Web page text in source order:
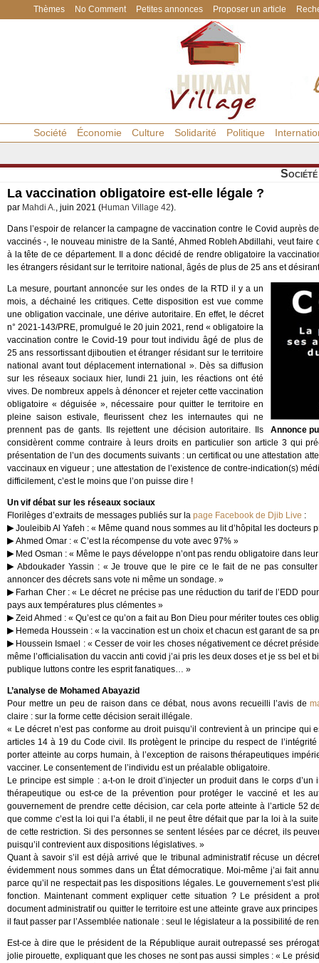
Thèmes No Comment Petites annonces Proposer un article
Société Économie Culture Solidarité Politique
Société
La vaccination obligatoire est-elle légale ?
par Mahdi A., juin 2021 (Human Village 42).
Dans l’espoir de relancer la campagne de vaccination contre le Covid auprès
vaccinés -, le nouveau ministre de la Santé, Ahmed Robleh Abdillahi, veut
à la tête de ce département. Il a donc décidé de rendre obligatoire la
les étrangers résidant sur le territoire national, âgés de plus de 25 ans et
Annonce
La mesure, pourtant annoncée sur les ondes de la RTD il y a un
mois, a déchainé les critiques. Cette disposition est vue comme
une obligation vaccinale, une dérive autoritaire. En effet, le décret
n° 2021-143/PRE, promulgué le 20 juin 2021, rend « obligatoire la
vaccination contre le Covid-19 pour tout individu âgé de plus de
25 ans ressortissant djiboutien et étranger résidant sur le territoire
national avant tout déplacement international ». Dès sa diffusion
sur les réseaux sociaux hier, lundi 21 juin, les réactions ont été
vives. De nombreux appels à dénoncer et rejeter cette vaccination
obligatoire « déguisée », nécessaire pour quitter le territoire en
pleine saison estivale, fleurissent chez les internautes qui ne
prennent pas de gants. Ils rejettent une décision autoritaire. Ils
considèrent comme contraire à leurs droits en particulier son article 3 qui
présentation de l’un des documents suivants : un certificat ou une attestation
vaccinaux en vigueur ; une attestation de l’existence de contre-indication(s)
difficilement, c’est le moins que l’on puisse dire !
Un vif débat sur les réseaux sociaux
Florilèges d’extraits de messages publiés sur la page Facebook de Djib Live :
Jouleibib Al Yafeh : « Même quand nous sommes au lit d’hôpital les docteurs
Ahmed Omar : « C’est la récompense du vote avec 97% »
Med Osman : « Même le pays développe n’ont pas rendu obligatoire dans leur
Abdoukader Yassin : « Je trouve que le pire ce le fait de ne pas
annoncer des décrets sans vote ni même un sondage. »
Farhan Cher : « Le décret ne précise pas une réduction du tarif de l’EDD
pays aux températures plus clémentes »
Zeid Ahmed : « Qu’est ce qu’on a fait au Bon Dieu pour mériter toutes ces
Hemeda Houssein : « la vaccination est un choix et chacun est garant de sa
Houssein Ismael : « Cesser de voir les choses négativement ce décret
même l’officialisation du vaccin anti covid j’ai pris les deux doses et je ss bel
publique luttons contre les esprit fanatiques… »
L’analyse de Mohamed Abayazid
Pour mettre un peu de raison dans ce débat, nous avons recueilli l’avis de
claire : sur la forme cette décision serait illégale.
« Le décret n’est pas conforme au droit puisqu’il contrevient à un principe
articles 14 à 19 du Code civil. Ils protègent le principe du respect de
porter atteinte au corps humain, à l’exception de raisons thérapeutiques
vacciner. Le consentement de l’individu est un préalable obligatoire.
Le principe est simple : a-t-on le droit d’injecter un produit dans le corps
thérapeutique ou est-ce de la prévention pour protéger le vacciné et les
gouvernement de prendre cette décision, car cela porte atteinte à l’article 52
que comme c’est la loi qui l’a établi, il ne peut être défait que par la loi à la
de cette restriction. Si des personnes se sentent lésées par ce décret, ils
puisqu’il contrevient aux dispositions législatives. »
Quant à savoir s’il est déjà arrivé que le tribunal administratif récuse un
évidemment nous sommes dans un État démocratique. Moi-même j’ai fait
parce qu’il ne respectait pas les dispositions légales. Le gouvernement s’est
fonction. Maintenant comment expliquer cette situation ? Le président a
document administratif ou quitter le territoire est une atteinte grave aux
il faut passer par l’Assemblée nationale : seul le législateur a la possibilité de
Est-ce à dire que le président de la République aurait outrepassé ses
jolie pirouette, expliquant que les choses ne sont pas aussi simples : « Le